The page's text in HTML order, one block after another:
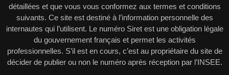
détaillées et que vous vous conformez aux termes et conditions
suivants. Ce site est destiné à l’information personnelle des
internautes qui l’utilisent. Le numéro Siret est une obligation légale
du gouvernement français et permet les activités
professionnelles. S’il est en cours, c’est au propriétaire du site de
décider de publier ou non le numéro après réception par l’INSEE.